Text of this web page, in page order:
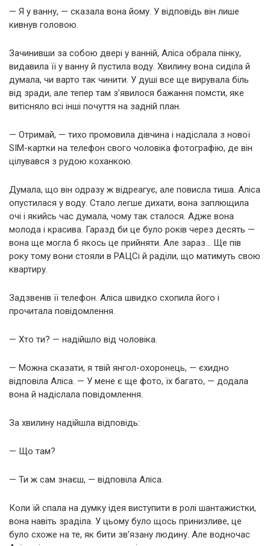
— Я у ванну, — сказала вона йому. У відповідь він лише
кивнув головою.
Зачинивши за собою двері у ванній, Аліса обрала пінку,
видавила її у ванну й пустила воду. Хвилину вона сиділа й
думала, чи варто так чинити. У душі все ще вирувала біль
від зради, але тепер там з’явилося бажання помсти, яке
витісняло всі інші почуття на задній план.
— Отримай, — тихо промовила дівчина і надіслала з нової
SIM-картки на телефон свого чоловіка фотографію, де він
цілувався з рудою коханкою.
Думала, що він одразу ж відреагує, але повисла тиша. Аліса
опустилася у воду. Стало легше дихати, вона заплющила
очі і якийсь час думала, чому так сталося. Адже вона
молода і красива. Гаразд би це було років через десять —
вона ще могла б якось це прийняти. Але зараз… Ще пів
року тому вони стояли в РАЦСі й раділи, що матимуть свою
квартиру.
Задзвенів її телефон. Аліса швидко схопила його і
прочитала повідомлення.
— Хто ти? — надійшло від чоловіка.
— Можна сказати, я твій янгол-охоронець, — єхидно
відповіла Аліса. — У мене є ще фото, їх багато, — додала
вона й надіслала повідомлення.
За хвилину надійшла відповідь:
— Що там?
— Ти ж сам знаєш, — відповіла Аліса.
Коли їй спала на думку ідея виступити в ролі шантажистки,
вона навіть зраділа. У цьому було щось принизливе, це
було схоже на те, як бити зв’язану людину. Але водночас